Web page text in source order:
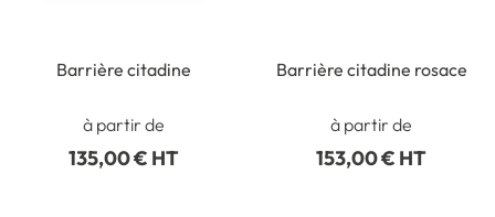
Barrière citadine
à partir de
135,00 € HT
Barrière citadine rosace
à partir de
153,00 € HT